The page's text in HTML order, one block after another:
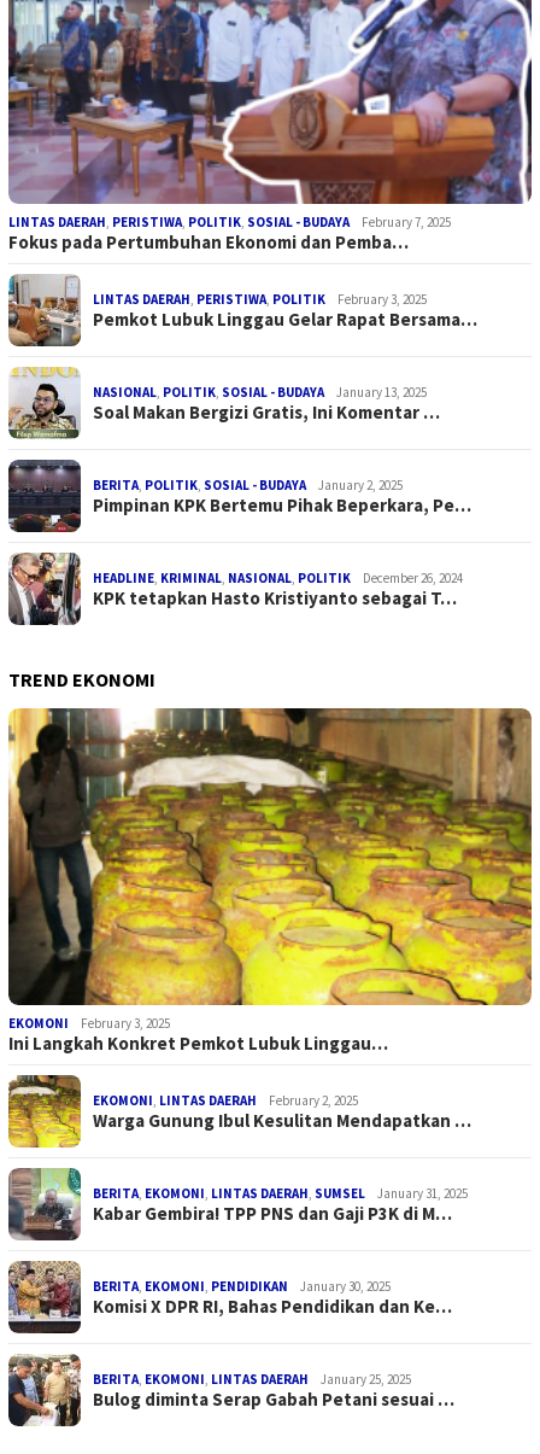
LINTAS DAERAH PERISTIWA POLITIK SOSIAL - BUDAYA February 7, 2025
Fokus pada Pertumbuhan Ekonomi dan Pemba…
LINTAS DAERAH PERISTIWA POLITIK February 3, 2025
Pemkot Lubuk Linggau Gelar Rapat Bersama…
NASIONAL POLITIK SOSIAL - BUDAYA January 13, 2025
Soal Makan Bergizi Gratis, Ini Komentar …
BERITA POLITIK SOSIAL - BUDAYA January 2, 2025
Pimpinan KPK Bertemu Pihak Beperkara, Pe…
HEADLINE KRIMINAL NASIONAL POLITIK December 26, 2024
KPK tetapkan Hasto Kristiyanto sebagai T…
TREND EKONOMI
EKOMONI February 3, 2025
Ini Langkah Konkret Pemkot Lubuk Linggau…
EKOMONI LINTAS DAERAH February 2, 2025
Warga Gunung Ibul Kesulitan Mendapatkan …
BERITA EKOMONI LINTAS DAERAH SUMSEL January 31, 2025
Kabar Gembira! TPP PNS dan Gaji P3K di M…
BERITA EKOMONI PENDIDIKAN January 30, 2025
Komisi X DPR RI, Bahas Pendidikan dan Ke…
BERITA EKOMONI LINTAS DAERAH January 25, 2025
Bulog diminta Serap Gabah Petani sesuai …